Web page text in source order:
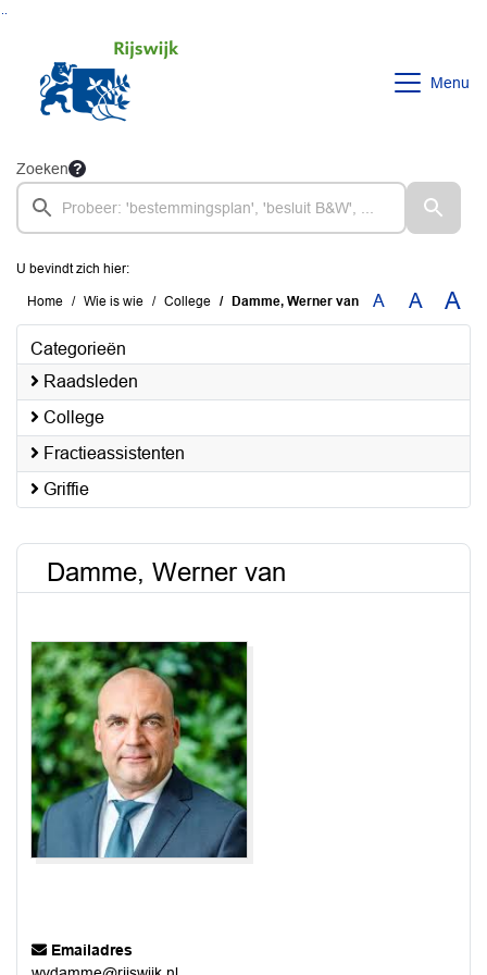
Menu
Zoeken
U bevindt zich hier:
Home Wie is wie College Damme, Werner van A A A
Categorieën
Raadsleden
College
Fractieassistenten
Griffie
Damme, Werner van
Emailadres